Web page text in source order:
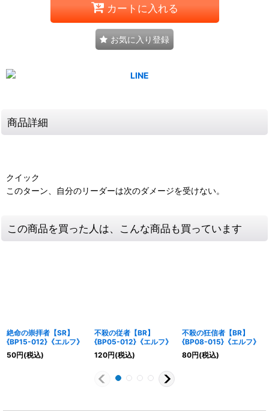
カートに入れる
お気に入り登録
商品詳細
クイック
このターン、自分のリーダーは次のダメージを受けない。
この商品を買った人は、こんな商品も買っています
絶命の崇拝者【SR】
{BP15-012}《エルフ》
50円(税込)
不殺の従者【BR】
{BP05-012}《エルフ》
120円(税込)
不殺の狂信者【BR】
{BP08-015}《エルフ》
80円(税込)